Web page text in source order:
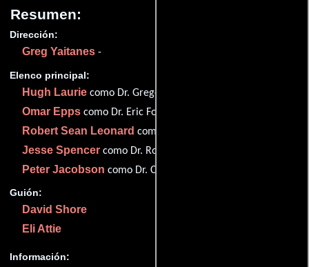
Resumen:
Dirección:
Greg Yaitanes -
Elenco principal:
Hugh Laurie como Dr. Gregory House
Omar Epps como Dr. Eric Foreman
Robert Sean Leonard como Dr. James Wilson
Jesse Spencer como Dr. Robert Chase
Peter Jacobson como Dr. Chris Taub
Guión:
David Shore
Eli Attie
Información: